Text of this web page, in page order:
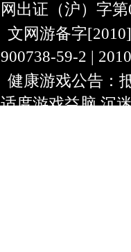
网出证（沪）字
文网游备字
900738-59-2 |
健康游戏公告：
适度游戏益脑 沉